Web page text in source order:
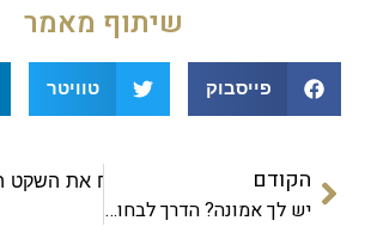
שיתוף מאמר
פייסבוק טוויטר
הקודם
יש לך אמונה? הדרך לבחור בטוב גם כשקשה
הבא זהירות מהחש"מל: כך תנצח את השקט